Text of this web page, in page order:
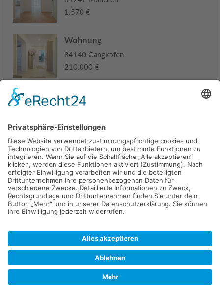
1.570 €
Wohnung
84140 Gangkofen
210.000 €
Haus
285.000 €
Kaufen Verkaufen Mieten Vermieten
Kontakt Impressum